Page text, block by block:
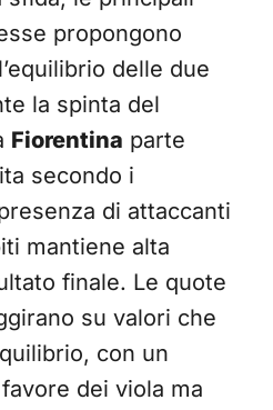
propongono
delle due
la spinta del
Fiorentina parte
secondo i
di attaccanti
mantiene alta
finale. Le quote
su valori che
con un
dei viola ma